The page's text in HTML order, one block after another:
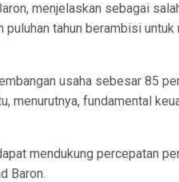
menjelaskan sebagai
tahun berambisi
usaha sebesar 85
menurutnya, fundamental
mendukung percepatan
Baron.